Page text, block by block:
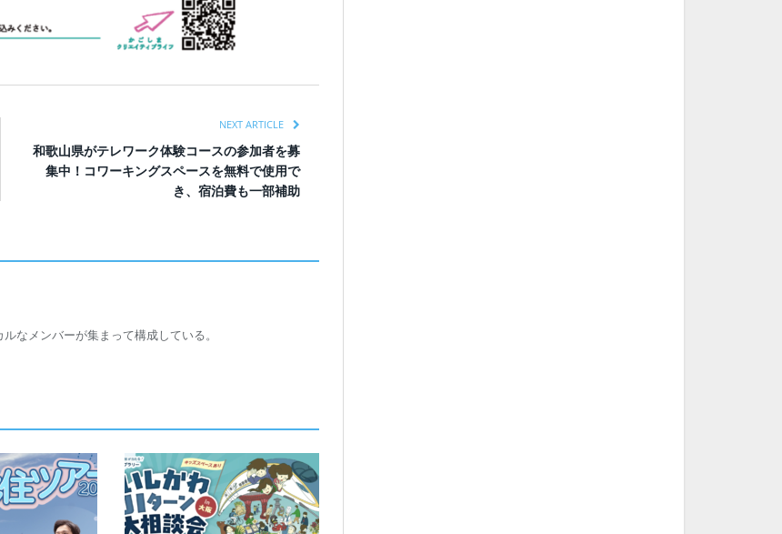
NEXT ARTICLE
和歌山県がテレワーク体験コースの参加者を募
集中！コワーキングスペースを無料で使用で
き、宿泊費も一部補助
なメンバーが集まって構成している。